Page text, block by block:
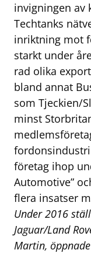
invigningen av
Techtanks
inriktning mot
starkt under
rad olika
bland annat
som Tjeckien/
minst
företag ihop
Automotive”
flera insatser
Under 2016
Jaguar/Land
Martin,